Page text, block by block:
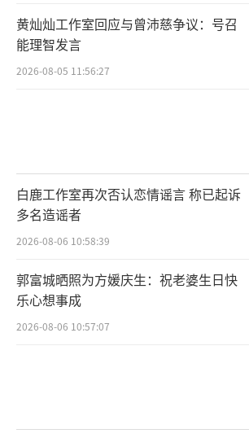
黄灿灿工作室回应与曾沛慈争议：号召
能理智发言
2026-08-05 11:56:27
白鹿工作室再次否认恋情谣言 称已起诉
多名造谣者
2026-08-06 10:58:39
郭富城晒照为方媛庆生：祝老婆生日快
乐心想事成
2026-08-06 10:57:07